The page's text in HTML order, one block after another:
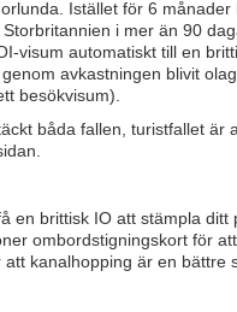
Istället för 6
i mer än 90
visum automatiskt till en
avkastningen blivit
besökvisum).
båda fallen, turistfallet
en brittisk IO att stämpla
ombordstigningskort för
kanalhopping är en bättre